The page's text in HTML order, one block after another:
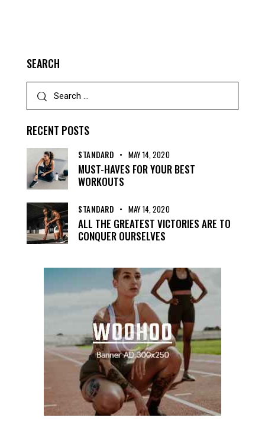
SEARCH
RECENT POSTS
STANDARD MAY 14, 2020
MUST-HAVES FOR YOUR BEST
WORKOUTS
STANDARD MAY 14, 2020
ALL THE GREATEST VICTORIES ARE TO
CONQUER OURSELVES